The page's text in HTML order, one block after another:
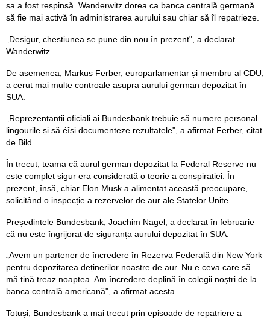
sa a fost respinsă. Wanderwitz dorea ca banca centrală germană
să fie mai activă în administrarea aurului sau chiar să îl repatrieze.
„Desigur, chestiunea se pune din nou în prezent", a declarat
Wanderwitz.
De asemenea, Markus Ferber, europarlamentar și membru al CDU,
a cerut mai multe controale asupra aurului german depozitat în
SUA.
„Reprezentanții oficiali ai Bundesbank trebuie să numere personal
lingourile și să éîși documenteze rezultatele", a afirmat Ferber, citat
de Bild.
În trecut, teama că aurul german depozitat la Federal Reserve nu
este complet sigur era considerată o teorie a conspirației. În
prezent, însă, chiar Elon Musk a alimentat această preocupare,
solicitând o inspecție a rezervelor de aur ale Statelor Unite.
Președintele Bundesbank, Joachim Nagel, a declarat în februarie
că nu este îngrijorat de siguranța aurului depozitat în SUA.
„Avem un partener de încredere în Rezerva Federală din New York
pentru depozitarea deținerilor noastre de aur. Nu e ceva care să
mă țină treaz noaptea. Am încredere deplină în colegii noștri de la
banca centrală americană", a afirmat acesta.
Totuși, Bundesbank a mai trecut prin episoade de repatriere a